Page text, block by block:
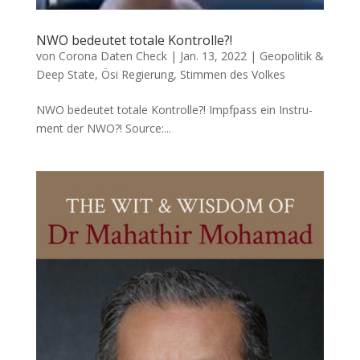
NWO bedeutet totale Kontrolle?!
von Corona Daten Check| Jan. 13, 2022 | Geopolitik &
Deep State, Ösi Regierung, Stimmen des Volkes
NWO bedeutet totale Kontrolle?! Impf­pass ein Instru­
ment der NWO?! Source:...